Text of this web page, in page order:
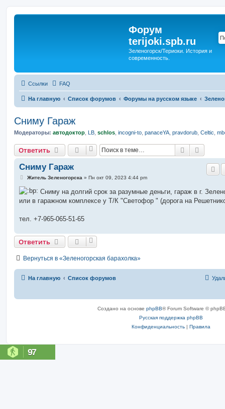
Форум
terijoki.spb.ru
Зеленогорск/Териоки. История и
современность.
Ссылки FAQ
На главную Список форумов Форумы на русском языке
Сниму Гараж
Модераторы: автодоктор LB schlos incogni-to panaceYA pravdorub Celtic
Ответить Поиск
Сниму Гараж
С
о
б
щ
и
Житель Зеленогорска » Пн окт 09, 2023 4:44 pm
Сниму на долгий срок за разумные деньги, гараж в г.
или в гаражном комплексе у Т/К "Светофор " (дорога на
тел. +7-965-065-51-65
Ответить
Вернуться в «Зеленогорская барахолка»
На главную Список форумов
Создано на основе phpBB® Forum Software ©
Русская поддержка phpBB
Конфиденциальность | Правила
97